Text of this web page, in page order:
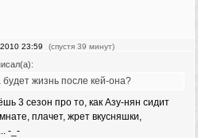
23:59 (спустя 39 минут)
будет жизнь после кей-она?
3 сезон про то, как Азу-нян сидит
плачет, жрет вкусняшки,
-_-